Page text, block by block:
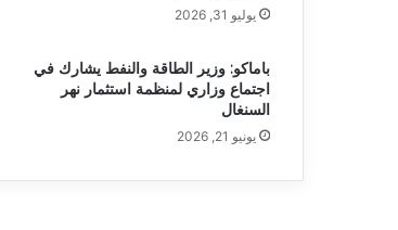
يوليو 31, 2026
باماكو: وزير الطاقة والنفط يشارك في
اجتماع وزاري لمنظمة استثمار نهر
السنغال
يونيو 21, 2026